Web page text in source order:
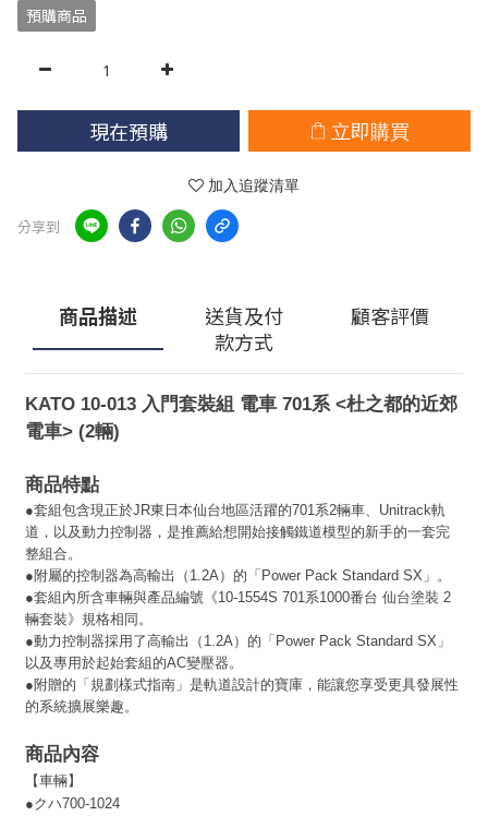
預購商品
現在預購 立即購買
加入追蹤清單
分享到
商品描述
送貨及付
款方式
顧客評價
KATO 10-013 入門套裝組 電車 701系 <杜之都的近郊
電車> (2輛)
商品特點
●套組包含現正於JR東日本仙台地區活躍的701系2輛車、Unitrack軌
道，以及動力控制器，是推薦給想開始接觸鐵道模型的新手的一套完
整組合。
●附屬的控制器為高輸出（1.2A）的「Power Pack Standard SX」。
●套組內所含車輛與產品編號《10-1554S 701系1000番台 仙台塗裝 2
輛套裝》規格相同。
●動力控制器採用了高輸出（1.2A）的「Power Pack Standard SX」
以及專用於起始套組的AC變壓器。
●附贈的「規劃樣式指南」是軌道設計的寶庫，能讓您享受更具發展性
的系統擴展樂趣。
商品內容
【車輛】
●クハ700-1024